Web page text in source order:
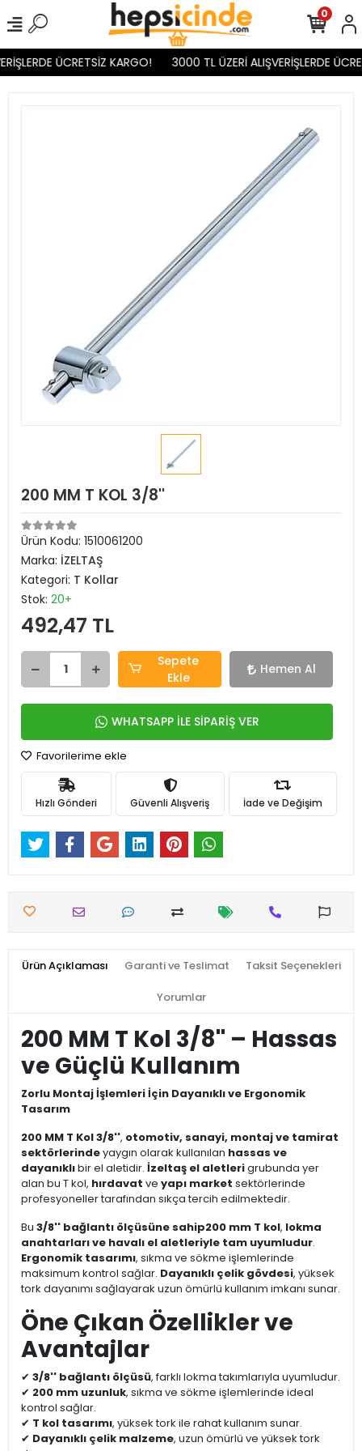
ÜCRETSİZ KARGO! 3000 TL ÜZERİ ALIŞVERİŞLERDE
0
200 MM T KOL 3/8''
Ürün Kodu: 1510061200
Marka: İZELTAŞ
Kategori: T Kollar
Stok: 20+
492,47 TL
Sepete
Ekle
Hemen Al
WHATSAPP İLE SİPARİŞ VER
Favorilerime ekle
Hızlı Gönderi Güvenli Alışveriş İade ve Değişim
Ürün Açıklaması Garanti ve Teslimat Taksit Seçenekleri
Yorumlar
200 MM T Kol 3/8'' – Hassas
ve Güçlü Kullanım
Zorlu Montaj İşlemleri İçin Dayanıklı ve Ergonomik
Tasarım
200 MM T Kol 3/8'', otomotiv, sanayi, montaj ve tamirat
sektörlerindeyaygın olarak kullanılan hassas ve
dayanıklıbir el aletidir. İzeltaş el aletlerigrubunda yer
alan bu T kol, hırdavat ve yapı market sektörlerinde
profesyoneller tarafından sıkça tercih edilmektedir.
Bu 3/8'' bağlantı ölçüsüne sahip200 mm T kol, lokma
anahtarları ve havalı el aletleriyle tam uyumludur.
Ergonomik tasarımı, sıkma ve sökme işlemlerinde
maksimum kontrol sağlar. Dayanıklı çelik gövdesi, yüksek
tork dayanımı sağlayarak uzun ömürlü kullanım imkanı sunar.
Öne Çıkan Özellikler ve
Avantajlar
✔ 3/8'' bağlantı ölçüsü, farklı lokma takımlarıyla uyumludur.
✔ 200 mm uzunluk, sıkma ve sökme işlemlerinde ideal
kontrol sağlar.
✔ T kol tasarımı, yüksek tork ile rahat kullanım sunar.
✔ Dayanıklı çelik malzeme, uzun ömürlü ve yüksek tork